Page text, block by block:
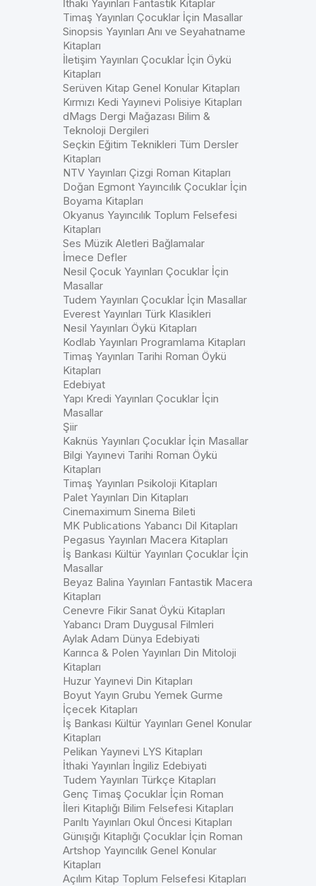
İthaki Yayınları Fantastik Kitaplar
Timaş Yayınları Çocuklar İçin Masallar
Sinopsis Yayınları Anı ve Seyahatname
Kitapları
İletişim Yayınları Çocuklar İçin Öykü
Kitapları
Serüven Kitap Genel Konular Kitapları
Kırmızı Kedi Yayınevi Polisiye Kitapları
dMags Dergi Mağazası Bilim &
Teknoloji Dergileri
Seçkin Eğitim Teknikleri Tüm Dersler
Kitapları
NTV Yayınları Çizgi Roman Kitapları
Doğan Egmont Yayıncılık Çocuklar İçin
Boyama Kitapları
Okyanus Yayıncılık Toplum Felsefesi
Kitapları
Ses Müzik Aletleri Bağlamalar
İmece Defler
Nesil Çocuk Yayınları Çocuklar İçin
Masallar
Tudem Yayınları Çocuklar İçin Masallar
Everest Yayınları Türk Klasikleri
Nesil Yayınları Öykü Kitapları
Kodlab Yayınları Programlama Kitapları
Timaş Yayınları Tarihi Roman Öykü
Kitapları
Edebiyat
Yapı Kredi Yayınları Çocuklar İçin
Masallar
Şiir
Kaknüs Yayınları Çocuklar İçin Masallar
Bilgi Yayınevi Tarihi Roman Öykü
Kitapları
Timaş Yayınları Psikoloji Kitapları
Palet Yayınları Din Kitapları
Cinemaximum Sinema Bileti
MK Publications Yabancı Dil Kitapları
Pegasus Yayınları Macera Kitapları
İş Bankası Kültür Yayınları Çocuklar İçin
Masallar
Beyaz Balina Yayınları Fantastik Macera
Kitapları
Cenevre Fikir Sanat Öykü Kitapları
Yabancı Dram Duygusal Filmleri
Aylak Adam Dünya Edebiyati
Karınca & Polen Yayınları Din Mitoloji
Kitapları
Huzur Yayınevi Din Kitapları
Boyut Yayın Grubu Yemek Gurme
İçecek Kitapları
İş Bankası Kültür Yayınları Genel Konular
Kitapları
Pelikan Yayınevi LYS Kitapları
İthaki Yayınları İngiliz Edebiyati
Tudem Yayınları Türkçe Kitapları
Genç Timaş Çocuklar İçin Roman
İleri Kitaplığı Bilim Felsefesi Kitapları
Parıltı Yayınları Okul Öncesi Kitapları
Günışığı Kitaplığı Çocuklar İçin Roman
Artshop Yayıncılık Genel Konular
Kitapları
Açılım Kitap Toplum Felsefesi Kitapları